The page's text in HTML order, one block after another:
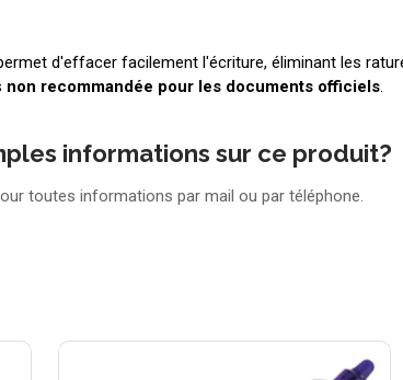
d'effacer facilement l'écriture, éliminant les
non recommandée pour les documents officiels
informations sur ce produit?
toutes informations par mail ou par téléphone.